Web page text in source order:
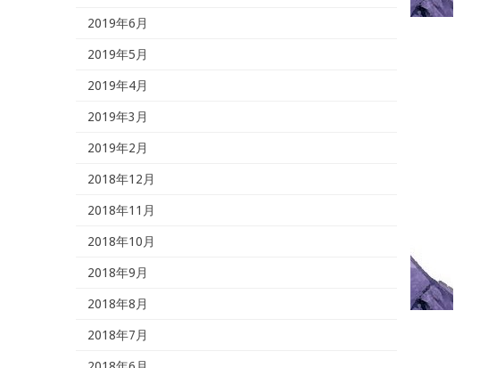
2019年6月
2019年5月
2019年4月
2019年3月
2019年2月
2018年12月
2018年11月
2018年10月
2018年9月
2018年8月
2018年7月